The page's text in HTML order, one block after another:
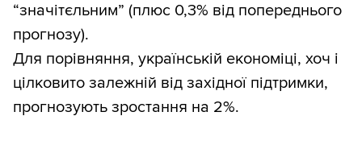
“значітєльним” (плюс 0,3% від попереднього
прогнозу).
Для порівняння, українській економіці, хоч і
цілковито залежній від західної підтримки,
прогнозують зростання на 2%.